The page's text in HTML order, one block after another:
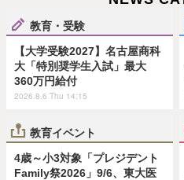
教育・受験
【大学受験2027】名古屋商科
大「特別奨学生入試」最大
360万円給付
2026.8.6 Thu 14:15
教育イベント
4歳～小3対象「プレジデント
Family祭2026」9/6、東大医